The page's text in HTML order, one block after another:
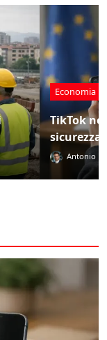
⁠⁠Economia
TikTok
Antonio